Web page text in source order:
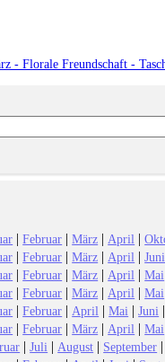
- Florale Freundschaft -
|Februar |März | April |
|Februar |März | April |Juni
|Februar |März | April |Mai
|Februar |März | April |Mai
|Februar | April |Mai |Juni
|Februar |März | April |Mai
|Juli | August | September